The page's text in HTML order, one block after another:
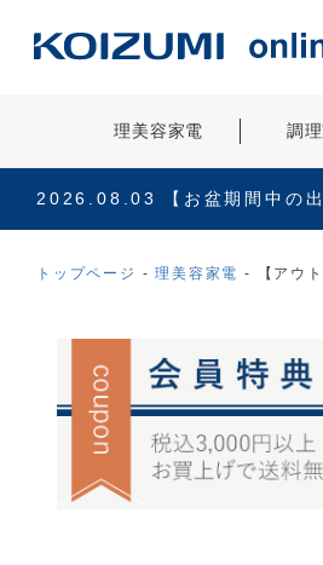
理美容家電 調
2026.08.03 【お盆期間中の
トップページ 理美容家電 【アウ